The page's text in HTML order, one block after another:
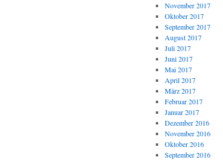
November 2017
Oktober 2017
September 2017
August 2017
Juli 2017
Juni 2017
Mai 2017
April 2017
März 2017
Februar 2017
Januar 2017
Dezember 2016
November 2016
Oktober 2016
September 2016